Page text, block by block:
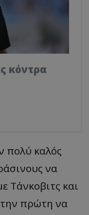
κόντρα
πολύ καλός
να
Τάνκοβιτς και
την πρώτη να